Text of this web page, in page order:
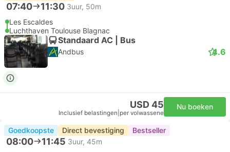
07:40 11:30 3uur, 50m
Les Escaldes
Luchthaven Toulouse Blagnac
Standaard AC | Bus
Andbus 4.6
USD 45
Inclusief belastingen per volwassene
Nu boeken
Goedkoopste Direct bevestiging Bestseller
08:00 11:45 3uur, 45m